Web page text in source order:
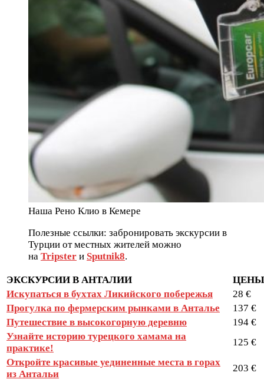
Наша Рено Клио в Кемере
Полезные ссылки: забронировать экскурсии в
Турции от местных жителей можно
на Tripster и Sputnik8.
ЭКСКУРСИИ В АНТАЛИИ
ЦЕНЫ
Искупаться в бухтах Ликийского побережья
28 €
Прогулка по фермерским рынками в Анталье
137 €
Путешествие в высокогорную деревню
194 €
Узнайте историю турецкого хамама на
практике!
125 €
Откройте красивые уединенные места в горах
из Антальи
203 €